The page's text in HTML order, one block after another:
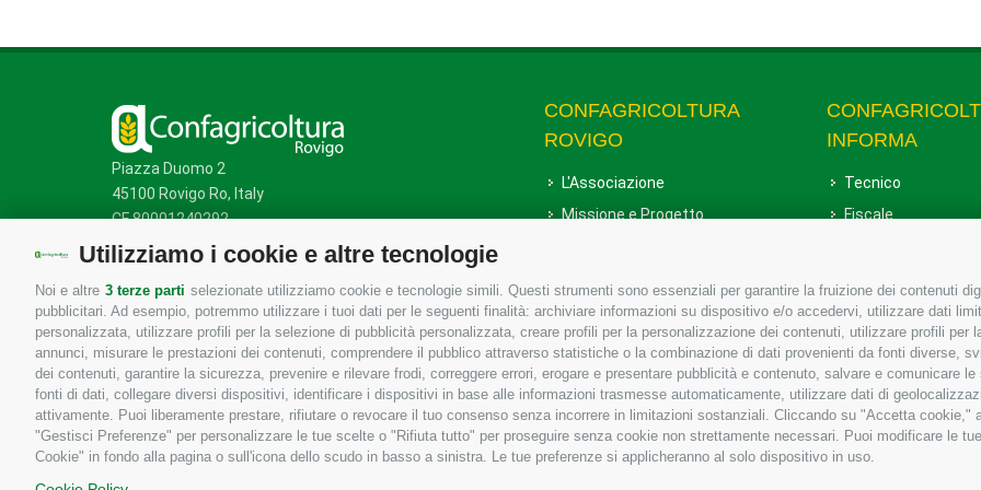
Utilizziamo i cookie e altre tecnologie
Noi e altre 3 terze parti selezionate utilizziamo cookie e tecnologie simili. Questi strumenti sono essenziali per garantire la fruizione dei contenuti
pubblicitari. Ad esempio, potremmo utilizzare i tuoi dati per le seguenti finalità: archiviare informazioni su dispositivo e/o accedervi, utilizzare dati
personalizzata, utilizzare profili per la selezione di pubblicità personalizzata, creare profili per la personalizzazione dei contenuti, utilizzare profili
annunci, misurare le prestazioni dei contenuti, comprendere il pubblico attraverso statistiche o la combinazione di dati provenienti da fonti diverse,
dei contenuti, garantire la sicurezza, prevenire e rilevare frodi, correggere errori, erogare e presentare pubblicità e contenuto, salvare e comunicare
fonti di dati, collegare diversi dispositivi, identificare i dispositivi in base alle informazioni trasmesse automaticamente, utilizzare dati di
attivamente. Puoi liberamente prestare, rifiutare o revocare il tuo consenso senza incorrere in limitazioni sostanziali. Cliccando su "Accetta
"Gestisci Preferenze" per personalizzare le tue scelte o "Rifiuta tutto" per proseguire senza cookie non strettamente necessari. Puoi modificare le
Cookie" in fondo alla pagina o sull'icona dello scudo in basso a sinistra. Le tue preferenze si applicheranno al solo dispositivo in uso.
Piazza Duomo 2
45100 Rovigo Ro, Italy
CF 80001240292
Mappa del sito/Privacy Policy /Cookie Policy
CONFAGRICOLTURA
ROVIGO
L'Associazione
Missione e Progetto
Uffici della Sede provinciale
Le Sedi di Zona
Agricoltori S.r.l.
Whistleblowing Confagricoltura
Rovigo e Agricoltori srl
INFORMA
Tecnico
Fiscale
Associazione